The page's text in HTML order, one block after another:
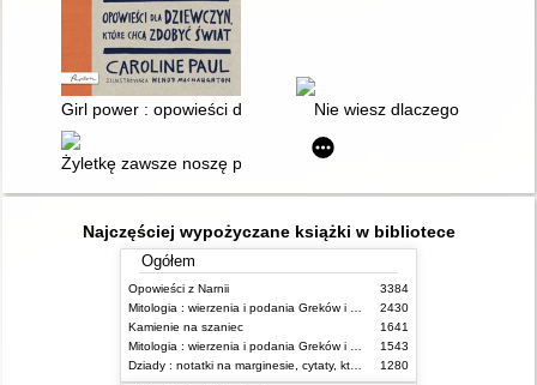
Girl power : opowieści dla dziewczyn, które chcą zdobyć świat
Nie wiesz dlaczego
Żyletkę zawsze noszę przy sobie : depresja dzieci i młodzieży
Najczęściej wypożyczane książki w bibliotece
Ogółem
Opowieści z Narnii
3384
2430
Kamienie na szaniec
1641
1543
1280